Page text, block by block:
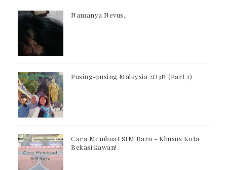
Namanya Nevus..
Pusing-pusing Malaysia 2D3N (Part 1)
Cara Membuat SIM Baru - Khusus Kota
Bekasi kawan!